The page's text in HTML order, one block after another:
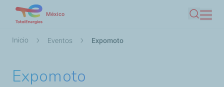
contenido
México
Buscar
Ruta
Inicio Eventos Expomoto
Expomoto